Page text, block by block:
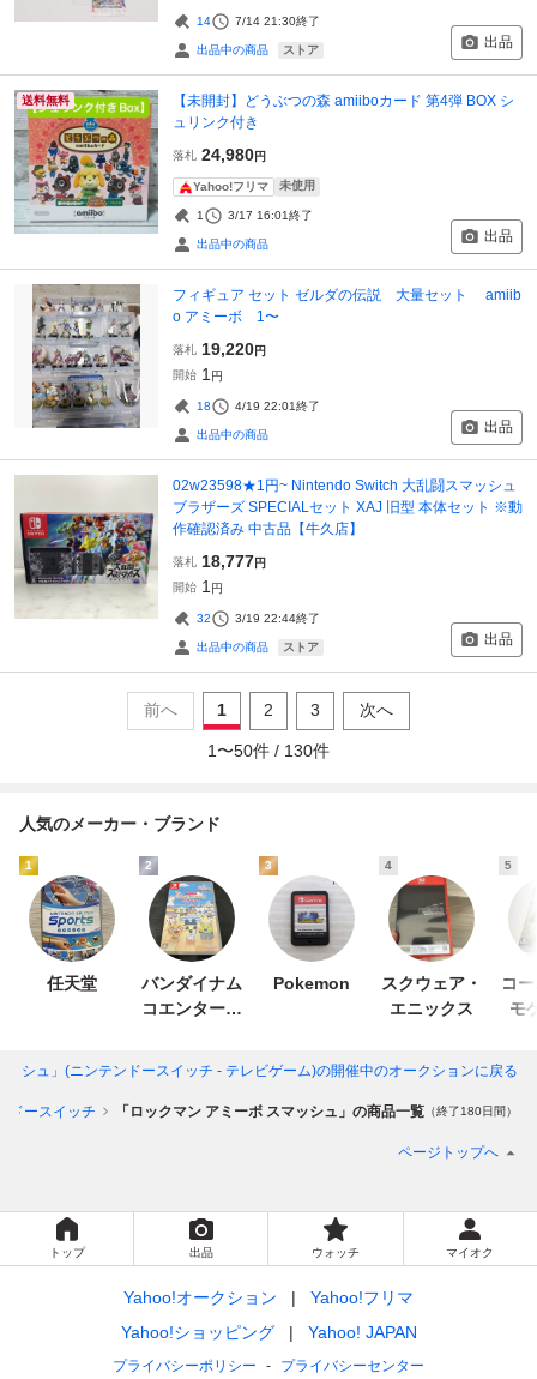
14 7/14 21:30終了
出品中の商品 ストア 出品
送料無料
【未開封】どうぶつの森 amiiboカード 第4弾 BOX シ
ュリンク付き
落札 24,980円
Yahoo!フリマ 未使用
1 3/17 16:01終了
出品中の商品 出品
フィギュア セット ゼルダの伝説 大量セット amiib
o アミーボ 1〜
落札 19,220円
開始 1 円
18 4/19 22:01終了
出品中の商品 出品
02w23598★1円~ Nintendo Switch 大乱闘スマッシュ
ブラザーズ SPECIALセット XAJ 旧型 本体セット ※動
作確認済み 中古品【牛久店】
落札 18,777円
開始 1 円
32 3/19 22:44終了
出品中の商品 ストア 出品
前へ 1 2 3 次へ
1 〜50件 / 130件
人気のメーカー・ブランド
1
任天堂
2
バンダイナム
コエンターテ
3
Pokemon
4
スクウェア・
エニックス
5
コ
モ
ッシュ」(ニンテンドースイッチ - テレビゲーム)の開催中のオークションに戻る
ドースイッチ 「ロックマン アミーボ スマッシュ」の商品一覧 （終了180日間）
ページトップへ
トップ 出品 ウォッチ マイオク
Yahoo!オークション
Yahoo!フリマ
Yahoo!ショッピング
Yahoo! JAPAN
プライバシーポリシー プライバシーセンター